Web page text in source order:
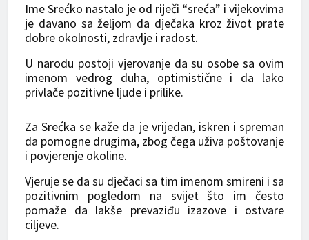
Ime Srećko nastalo je od riječi “sreća” i vijekovima
je davano sa željom da dječaka kroz život prate
dobre okolnosti, zdravlje i radost.
U narodu postoji vjerovanje da su osobe sa ovim
imenom vedrog duha, optimistične i da lako
privlače pozitivne ljude i prilike.
Za Srećka se kaže da je vrijedan, iskren i spreman
da pomogne drugima, zbog čega uživa poštovanje
i povjerenje okoline.
Vjeruje se da su dječaci sa tim imenom smireni i sa
pozitivnim pogledom na svijet što im često
pomaže da lakše prevaziđu izazove i ostvare
ciljeve.